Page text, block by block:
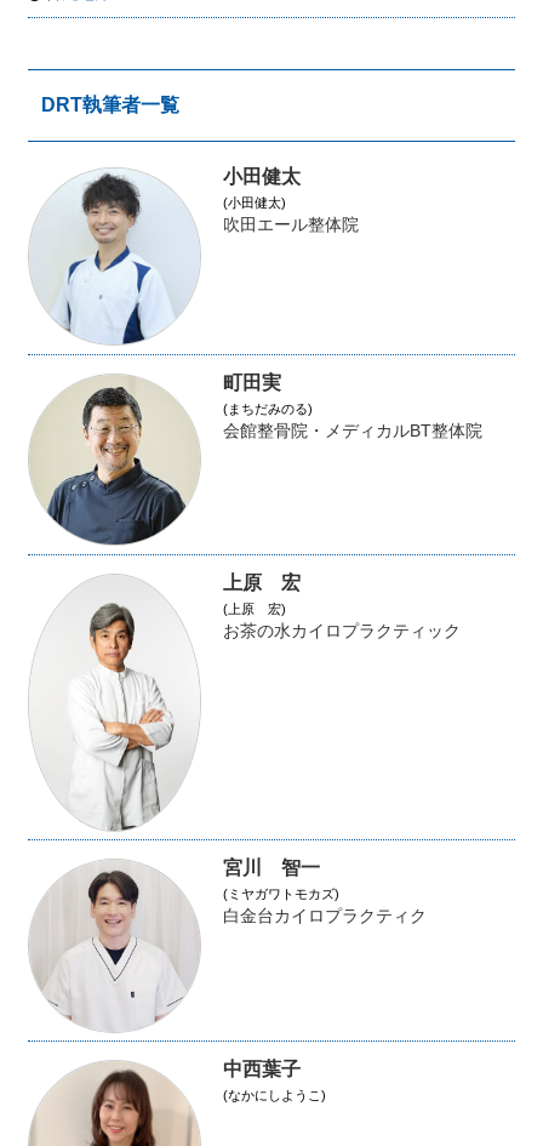
DRT執筆者一覧
小田健太
(小田健太)
吹田エール整体院
町田実
(まちだみのる)
会館整骨院・メディカルBT整体院
上原 宏
(上原 宏)
お茶の水カイロプラクティック
宮川 智一
(ミヤガワトモカズ)
白金台カイロプラクティク
中西葉子
(なかにしようこ)